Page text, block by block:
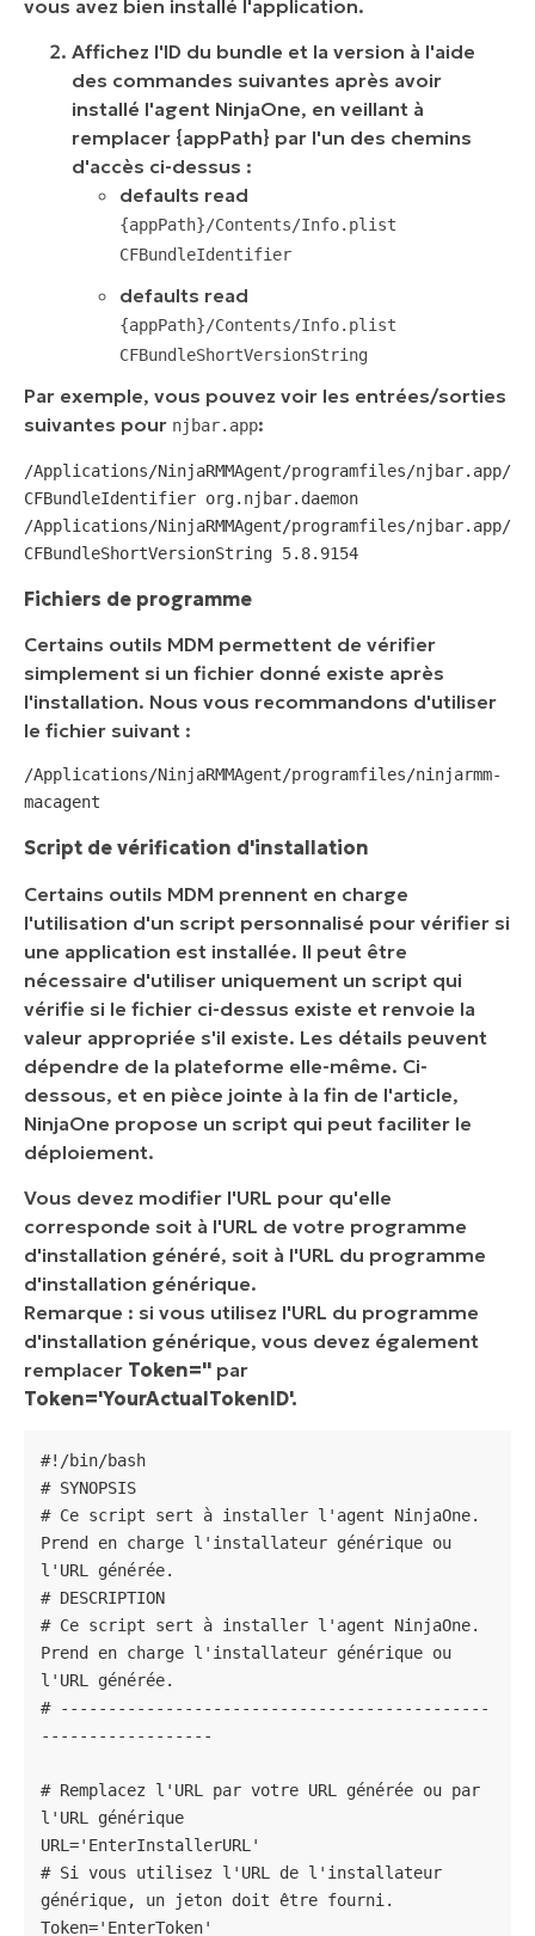
vous avez bien installé l'application.
Affichez l'ID du bundle et la version à l'aide
des commandes suivantes après avoir
installé l'agent NinjaOne, en veillant à
remplacer {appPath} par l'un des chemins
d'accès ci-dessus :
defaults read
{appPath}/Contents/Info.plist
CFBundleIdentifier
defaults read
{appPath}/Contents/Info.plist
CFBundleShortVersionString
Par exemple, vous pouvez voir les entrées/sorties
suivantes pour njbar.app:
/Applications/NinjaRMMAgent/programfiles/njbar.app/
CFBundleIdentifier org.njbar.daemon
/Applications/NinjaRMMAgent/programfiles/njbar.app/
CFBundleShortVersionString 5.8.9154
Fichiers de programme
Certains outils MDM permettent de vérifier
simplement si un fichier donné existe après
l'installation. Nous vous recommandons d'utiliser
le fichier suivant :
/Applications/NinjaRMMAgent/programfiles/ninjarmm-
macagent
Script de vérification d'installation
Certains outils MDM prennent en charge
l'utilisation d'un script personnalisé pour vérifier si
une application est installée. Il peut être
nécessaire d'utiliser uniquement un script qui
vérifie si le fichier ci-dessus existe et renvoie la
valeur appropriée s'il existe. Les détails peuvent
dépendre de la plateforme elle-même. Ci-
dessous, et en pièce jointe à la fin de l'article,
NinjaOne propose un script qui peut faciliter le
déploiement.
Vous devez modifier l'URL pour qu'elle
corresponde soit à l'URL de votre programme
d'installation généré, soit à l'URL du programme
d'installation générique.
Remarque : si vous utilisez l'URL du programme
d'installation générique, vous devez également
remplacer Token='' par
Token='YourActualTokenID'.
#!/bin/bash
# SYNOPSIS
# Ce script sert à installer l'agent NinjaOne.
Prend en charge l'installateur générique ou
l'URL générée.
# DESCRIPTION
# Ce script sert à installer l'agent NinjaOne.
Prend en charge l'installateur générique ou
l'URL générée.
# ---------------------------------------------
------------------
# Remplacez l'URL par votre URL générée ou par
l'URL générique
URL='EnterInstallerURL'
# Si vous utilisez l'URL de l'installateur
générique, un jeton doit être fourni.
Token='EnterToken'